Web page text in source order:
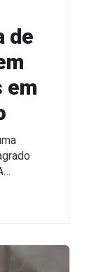
de
em